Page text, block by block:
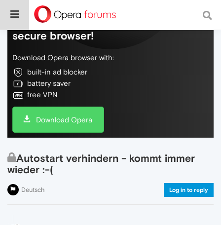
Do more on the web, with a fast and
secure browser!
Download Opera browser with:
built-in ad blocker
battery saver
free VPN
Download Opera
Autostart verhindern - kommt immer
wieder :-(
Deutsch Log in to reply